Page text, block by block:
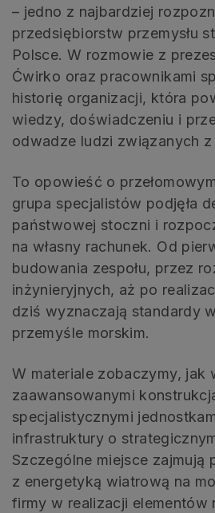
– jedno z najbardziej
przedsiębiorstw przemysłu
Polsce. W rozmowie z
Ćwirko oraz pracownikami
historię organizacji, która
wiedzy, doświadczeniu i
odwadze ludzi związanych
To opowieść o
grupa specjalistów podjęła
państwowej stoczni i
na własny rachunek. Od
budowania zespołu, przez
inżynieryjnych, aż po
dziś wyznaczają standardy
przemyśle morskim.
W materiale zobaczymy, jak
zaawansowanymi
specjalistycznymi
infrastruktury o
Szczególne miejsce zajmują
z energetyką wiatrową na
firmy w realizacji elementów